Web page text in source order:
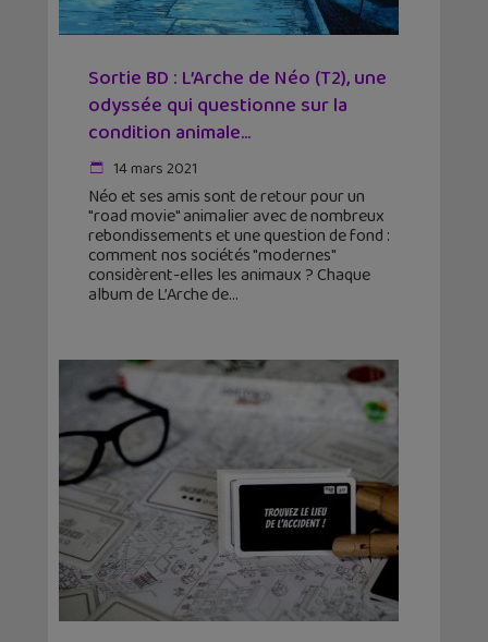
Sortie BD : L’Arche de Néo (T2), une
odyssée qui questionne sur la
condition animale...
14 mars 2021
Néo et ses amis sont de retour pour un
"road movie" animalier avec de nombreux
rebondissements et une question de fond :
comment nos sociétés "modernes"
considèrent-elles les animaux ? Chaque
album de L’Arche de